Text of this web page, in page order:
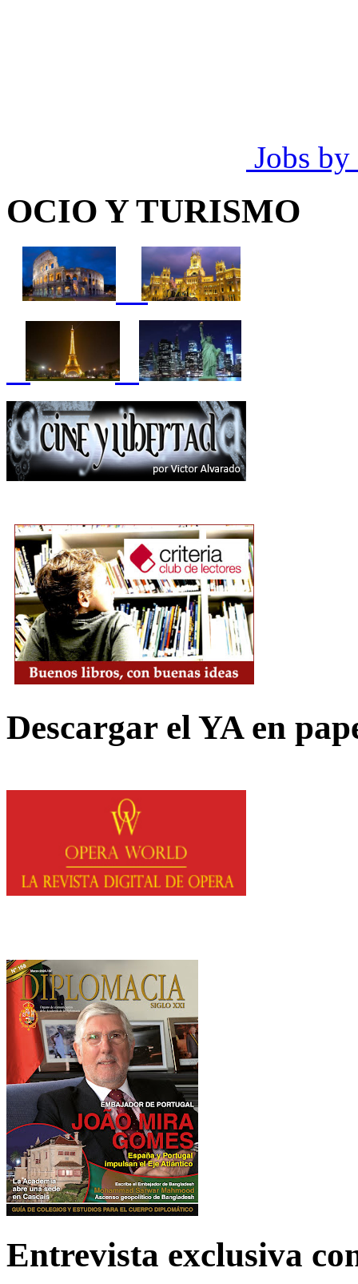
Jobs by
OCIO Y TURISMO
Descargar el YA en
Entrevista exclusiva